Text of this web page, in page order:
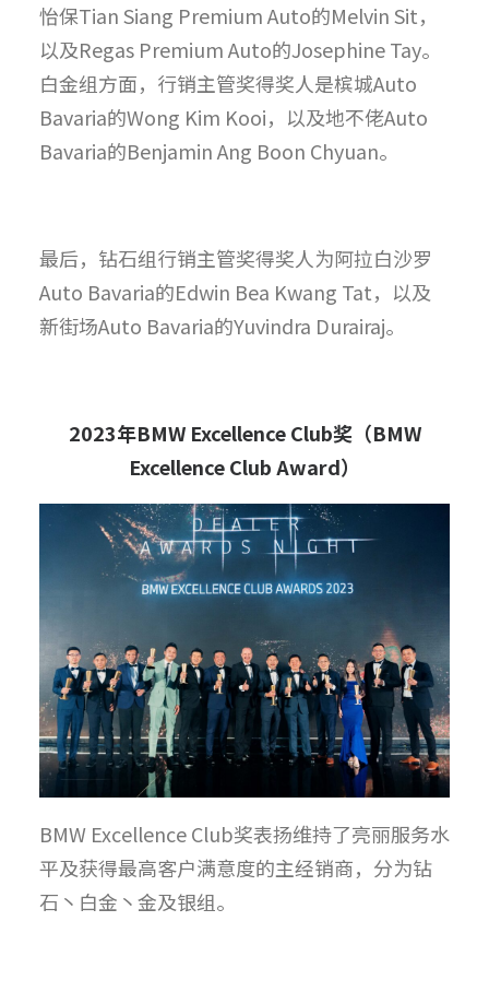
怡保Tian Siang Premium Auto的Melvin Sit，
以及Regas Premium Auto的Josephine Tay。
白金组方面，行销主管奖得奖人是槟城Auto
Bavaria的Wong Kim Kooi，以及地不佬Auto
Bavaria的Benjamin Ang Boon Chyuan。
最后，钻石组行销主管奖得奖人为阿拉白沙罗
Auto Bavaria的Edwin Bea Kwang Tat，以及
新街场Auto Bavaria的Yuvindra Durairaj。
2023年BMW Excellence Club奖（BMW
Excellence Club Award）
BMW Excellence Club奖表扬维持了亮丽服务水
平及获得最高客户满意度的主经销商，分为钻
石丶白金丶金及银组。